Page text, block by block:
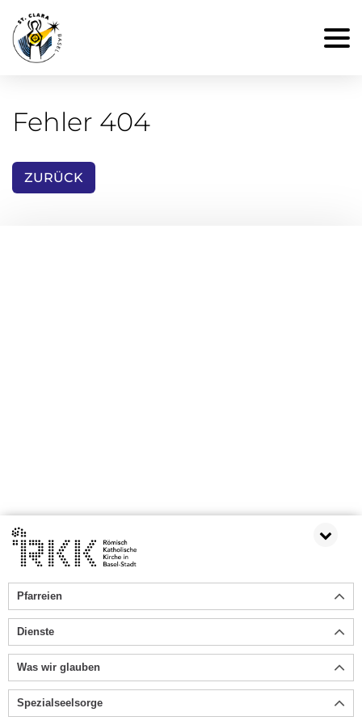
Fehler 404
ZURÜCK
Pfarreien
Dienste
Was wir glauben
Spezialseelsorge